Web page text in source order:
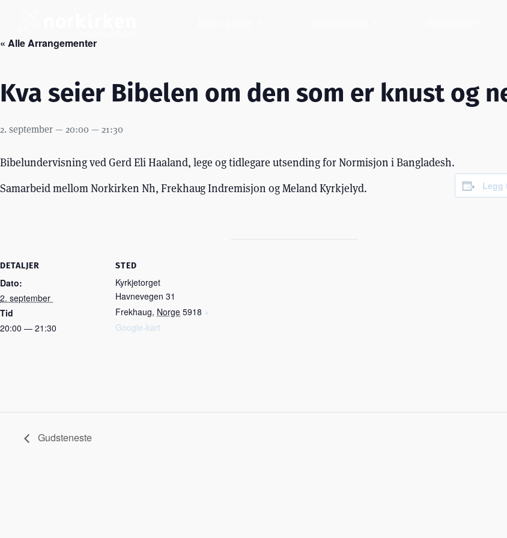
« Alle Arrangementer
Kva seier Bibelen om den som er knust og
2. september — 20:00 — 21:30
Bibelundervisning ved Gerd Eli Haaland, lege og tidlegare utsending for Normisjon i Bangladesh.
Samarbeid mellom Norkirken Nh, Frekhaug Indremisjon og Meland Kyrkjelyd.
Legg
DETALJER
Dato:
2. september
Tid
20:00 — 21:30
STED
Kyrkjetorget
Havnevegen 31
Frekhaug, Norge 5918 +
Google-kart
Gudsteneste